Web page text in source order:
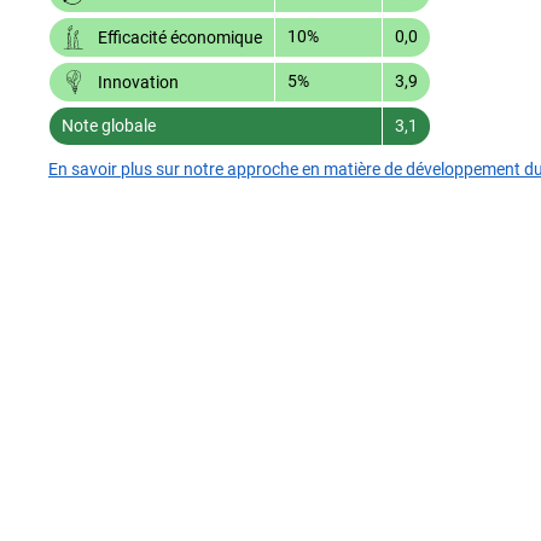
Efficacité économique 10% 0,0
Innovation 5% 3,9
Note globale 3,1
En savoir plus sur notre approche en matière de développement